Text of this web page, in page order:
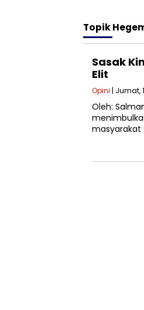
Topik
Sasak
Elit
Opini | Jumat,
Oleh:
masyarakat